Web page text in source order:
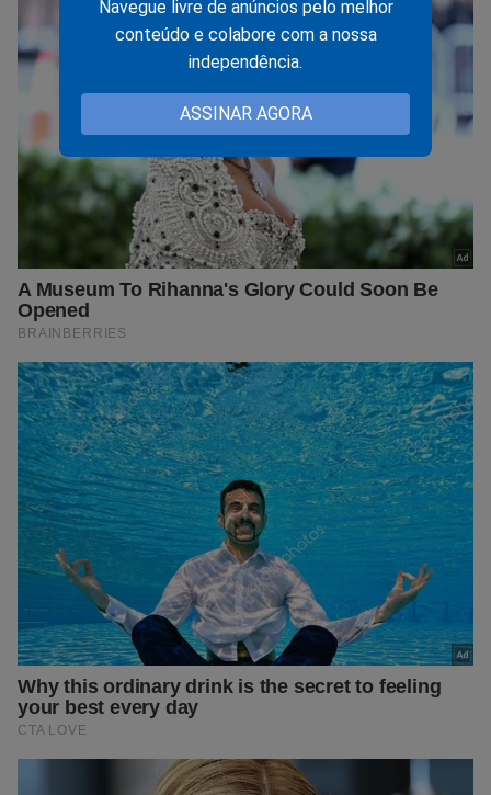
Navegue livre de anúncios pelo melhor
conteúdo e colabore com a nossa
independência.
ASSINAR AGORA